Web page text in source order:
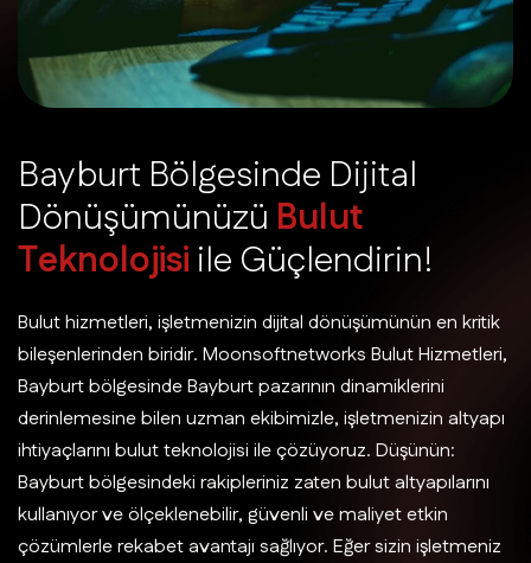
Bayburt Bölgesinde Dijital
Dönüşümünüzü Bulut
Teknolojisi ile Güçlendirin!
Bulut hizmetleri, işletmenizin dijital dönüşümünün en kritik
bileşenlerinden biridir. Moonsoftnetworks Bulut Hizmetleri,
Bayburt bölgesinde Bayburt pazarının dinamiklerini
derinlemesine bilen uzman ekibimizle, işletmenizin altyapı
ihtiyaçlarını bulut teknolojisi ile çözüyoruz. Düşünün:
Bayburt bölgesindeki rakipleriniz zaten bulut altyapılarını
kullanıyor ve ölçeklenebilir, güvenli ve maliyet etkin
çözümlerle rekabet avantajı sağlıyor. Eğer sizin işletmeniz